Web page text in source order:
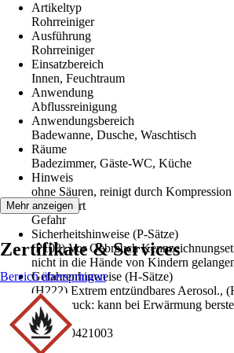
Artikeltyp
Rohrreiniger
Ausführung
Rohrreiniger
Einsatzbereich
Innen, Feuchtraum
Anwendung
Abflussreinigung
Anwendungsbereich
Badewanne, Dusche, Waschtisch
Räume
Badezimmer, Gäste-WC, Küche
Hinweis
ohne Säuren, reinigt durch Kompression
Signalwort
Gefahr
Sicherheitshinweise (P-Sätze)
(P103) Vor Gebrauch
nicht in die Hände von Kindern
Gefahrenhinweise (H-Sätze)
(H222) Extrem entzündbares Aerosol.,
unter Druck: kann bei Erwärmung
EAN
9003200421003
Mehr anzeigen
Zertifikate & Services
Bereich überspringen